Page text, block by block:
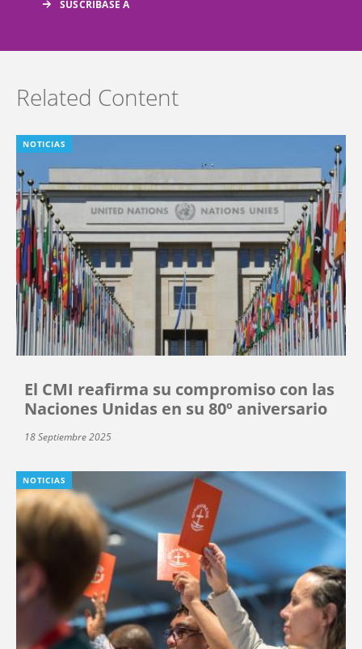
Related Content
NOTICIAS
El CMI reafirma su compromiso con las
Naciones Unidas en su 80º aniversario
18 Septiembre 2025
NOTICIAS